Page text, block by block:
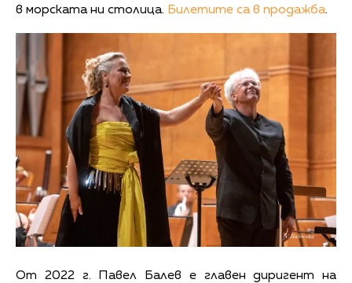
в морската ни столица. Билетите са в продажба.
От 2022 г. Павел Балев е главен диригент на